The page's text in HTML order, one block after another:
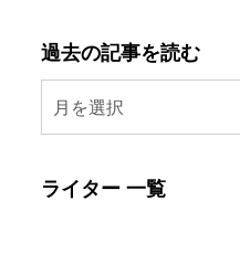
過去の記事を読む
月を選択
ライター 一覧